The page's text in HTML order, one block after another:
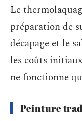
Le
préparation de
décapage et le
les coûts
ne fonctionne
Peinture